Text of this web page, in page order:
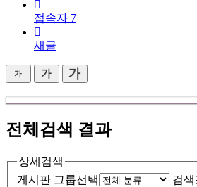
접속자 7
새글
전체검색 결과
상세검색
게시판 그룹선택
검색